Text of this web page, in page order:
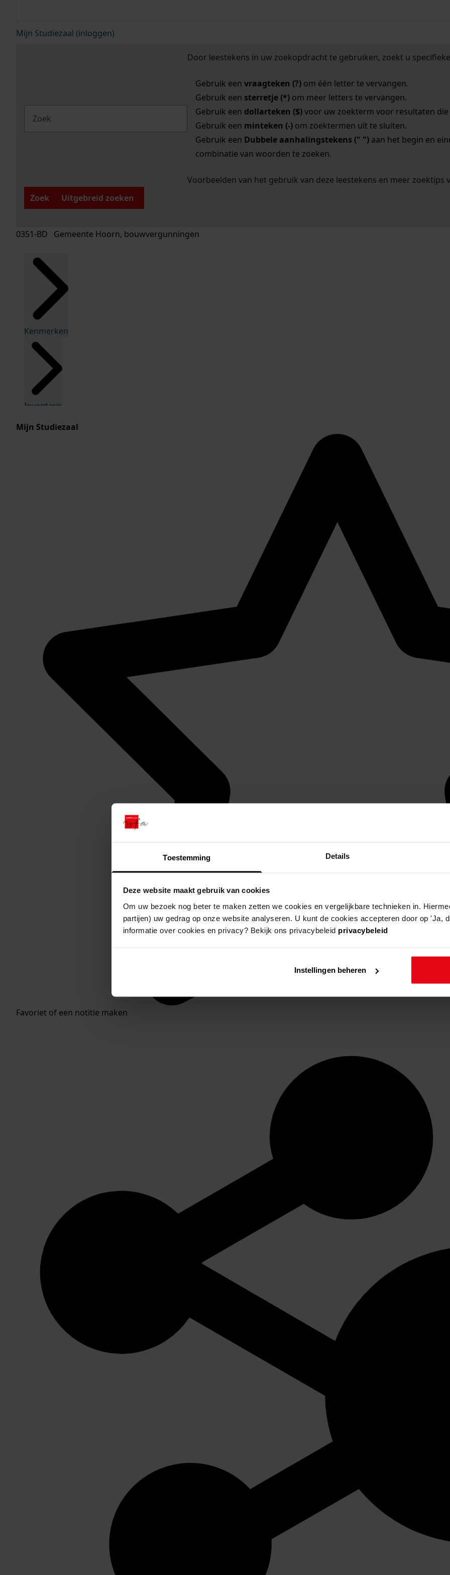
Toestemming Details
Deze website maakt gebruik van cookies
Om uw bezoek nog beter te maken zetten we cookies en vergelijkbare technieken in.
partijen) uw gedrag op onze website analyseren. U kunt de cookies accepteren door op 'Ja,
informatie over cookies en privacy? Bekijk ons privacybeleid privacybeleid
Instellingen beheren
Mijn Studiezaal (inloggen)
Door leestekens in uw zoekopdracht te gebruiken, zoekt u
Gebruik een vraagteken (?)om één letter te vervangen.
Gebruik een sterretje (*)om meer letters te vervangen.
Gebruik een dollarteken ($)voor uw zoekterm voor resultaten die
Gebruik een minteken (-)om zoektermen uit te sluiten.
Gebruik een Dubbele aanhalingstekens (" ")aan het begin en
combinatie van woorden te zoeken.
Voorbeelden van het gebruik van deze leestekens en meer zoektips
Zoek
Uitgebreid zoeken
0351-BD Gemeente Hoorn, bouwvergunningen
Kenmerken
Inventaris
Mijn Studiezaal
Favoriet of een notitie maken